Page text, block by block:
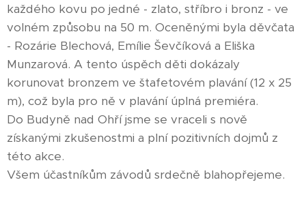
každého kovu po jedné - zlato, stříbro i bronz - ve
volném způsobu na 50 m. Oceněnými byla děvčata
- Rozárie Blechová, Emílie Ševčíková a Eliška
Munzarová. A tento úspěch děti dokázaly
korunovat bronzem ve štafetovém plavání (12 x 25
m), což byla pro ně v plavání úplná premiéra.
Do Budyně nad Ohří jsme se vraceli s nově
získanými zkušenostmi a plní pozitivních dojmů z
této akce.
Všem účastníkům závodů srdečně blahopřejeme.